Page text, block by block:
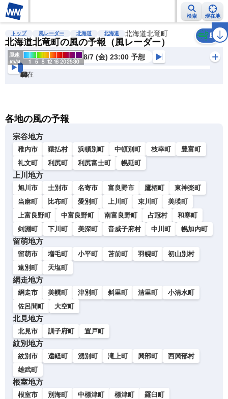
検索 現在地
雨雲レーダー 台風情報 地震情報 警報・注意報 2週間天気 ラ
トップ 風レーダー 北海道 北海道 北海道北竜町
北海道北竜町の風の予報（風レーダー）
風
8/7 (金) 23:00 予想
現在
6h
12
24
36
48
60
72
各地の風の予報
宗谷地方
稚内市 猿払村 浜頓別町 中頓別町 枝幸町
豊富町
礼文町
利尻町 利尻富士町 幌延町
上川地方
旭川市 士別市 名寄市 富良野市 鷹栖町
東神楽町
当麻町
比布町 愛別町 上川町 東川町
美瑛町
上富良野町
中富良野町 南富良野町 占冠村
和寒町
剣淵町
下川町 美深町 音威子府村 中川町 幌加内町
留萌地方
留萌市 増毛町 小平町 苫前町 羽幌町
初山別村
遠別町
天塩町
網走地方
網走市 美幌町 津別町 斜里町 清里町
小清水町
佐呂間町
大空町
北見地方
北見市 訓子府町 置戸町
紋別地方
紋別市 遠軽町 湧別町 滝上町 興部町
西興部村
雄武町
根室地方
根室市 別海町 中標津町 標津町 羅臼町